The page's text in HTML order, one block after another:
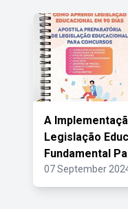
A
Legislação
Fundamental
07 September